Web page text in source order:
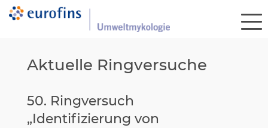
Aktuelle Ringversuche
50. Ringversuch
„Identifizierung von